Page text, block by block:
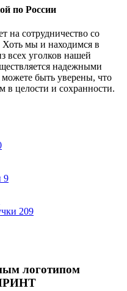
по России
на сотрудничество со
мы и находимся в
всех уголков нашей
надежными
быть уверены, что
в целости и сохранности.
9
209
логотипом